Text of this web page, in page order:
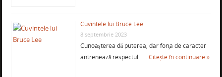
Cuvintele lui Bruce Lee
8 septembrie 2023
Cunoaşterea dă puterea, dar forţa de caracter
antrenează respectul. …Citește în continuare »